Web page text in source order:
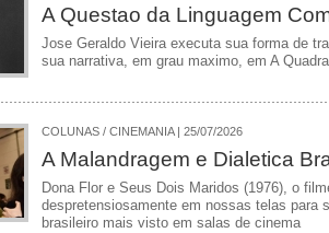
A Questao da Linguagem
Jose Geraldo Vieira executa sua forma de
sua narrativa, em grau maximo, em A
COLUNAS / CINEMANIA | 25/07/2026
A Malandragem e Dialetica
Dona Flor e Seus Dois Maridos (1976), o
despretensiosamente em nossas telas para
brasileiro mais visto em salas de cinema